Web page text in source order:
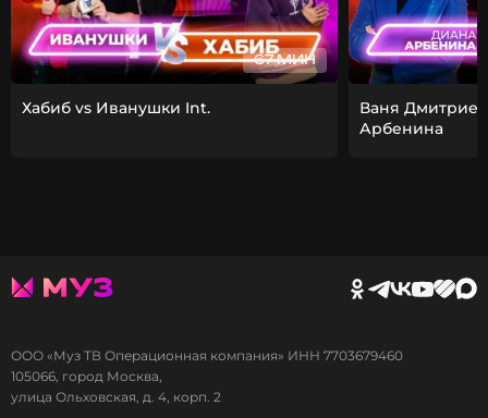
67 МИН
Хабиб vs Иванушки Int.
Ваня
Арбенина
ООО «Муз ТВ Операционная компания» ИНН 7703679460
105066, город Москва,
улица Ольховская, д. 4, корп. 2